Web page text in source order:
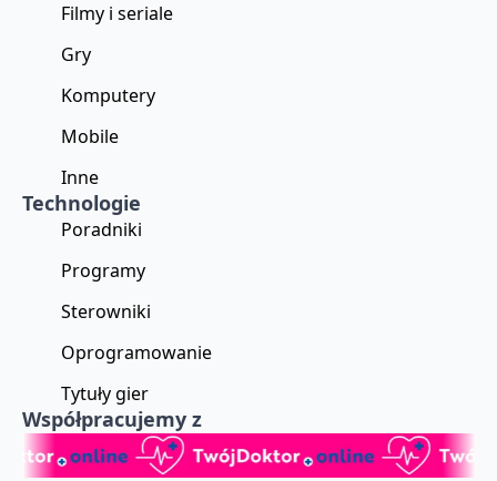
Filmy i seriale
Gry
Komputery
Mobile
Inne
Technologie
Poradniki
Programy
Sterowniki
Oprogramowanie
Tytuły gier
Współpracujemy z